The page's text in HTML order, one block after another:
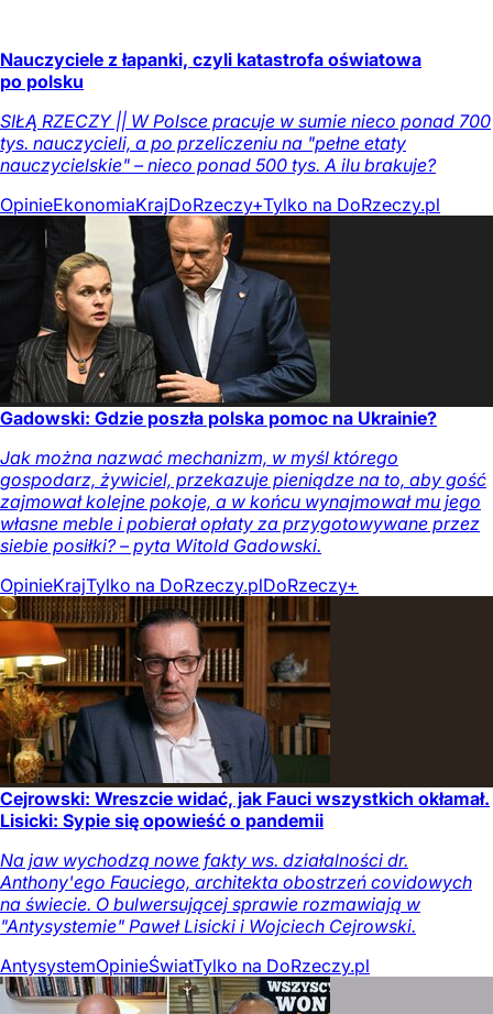
Nauczyciele z łapanki, czyli katastrofa oświatowa
po polsku
SIŁĄ RZECZY || W Polsce pracuje w sumie nieco ponad 700
tys. nauczycieli, a po przeliczeniu na "pełne etaty
nauczycielskie" – nieco ponad 500 tys. A ilu brakuje?
OpinieEkonomiaKrajDoRzeczy+Tylko na DoRzeczy.pl
Gadowski: Gdzie poszła polska pomoc na Ukrainie?
Jak można nazwać mechanizm, w myśl którego
gospodarz, żywiciel, przekazuje pieniądze na to, aby gość
zajmował kolejne pokoje, a w końcu wynajmował mu jego
własne meble i pobierał opłaty za przygotowywane przez
siebie posiłki? – pyta Witold Gadowski.
OpinieKrajTylko na DoRzeczy.plDoRzeczy+
Cejrowski: Wreszcie widać, jak Fauci wszystkich okłamał.
Lisicki: Sypie się opowieść o pandemii
Na jaw wychodzą nowe fakty ws. działalności dr.
Anthony'ego Fauciego, architekta obostrzeń covidowych
na świecie. O bulwersującej sprawie rozmawiają w
"Antysystemie" Paweł Lisicki i Wojciech Cejrowski.
AntysystemOpinieŚwiatTylko na DoRzeczy.pl